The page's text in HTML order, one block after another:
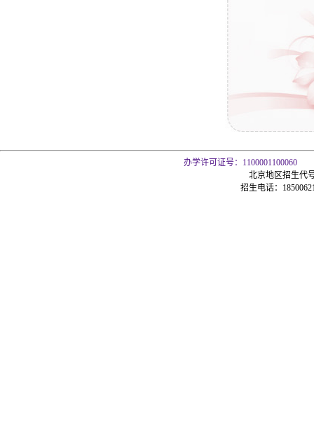
办学许可证号：1100001100060
北京地区招生
招生电话：